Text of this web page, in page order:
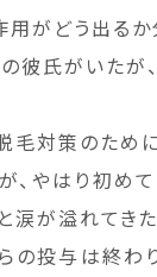
がどう出るか
彼氏がいたが
対策のために
、やはり初め
涙が溢れてき
の投与は終わ